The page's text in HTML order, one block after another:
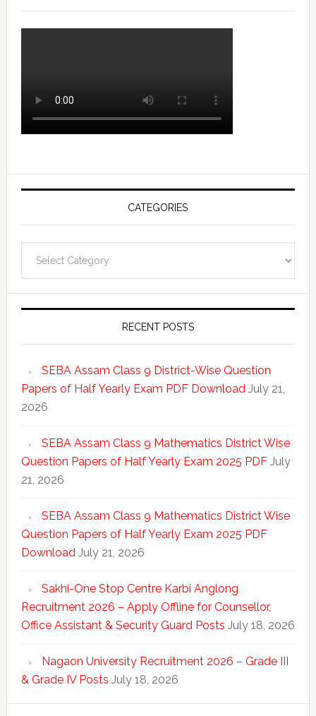
CATEGORIES
RECENT POSTS
SEBA Assam Class 9 District-Wise Question
Papers of Half Yearly Exam PDF Download July 21,
2026
SEBA Assam Class 9 Mathematics District Wise
Question Papers of Half Yearly Exam 2025 PDF July
21, 2026
SEBA Assam Class 9 Mathematics District Wise
Question Papers of Half Yearly Exam 2025 PDF
Download July 21, 2026
Sakhi-One Stop Centre Karbi Anglong
Recruitment 2026 – Apply Offline for Counsellor,
Office Assistant & Security Guard Posts July 18, 2026
Nagaon University Recruitment 2026 – Grade III
& Grade IV Posts July 18, 2026